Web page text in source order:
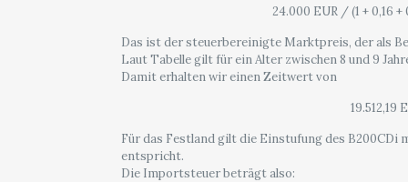
24.000 EUR / (1 + 0,16
Das ist der steuerbereinigte Marktpreis, der als
Laut Tabelle gilt für ein Alter zwischen 8 und 9
Damit erhalten wir einen Zeitwert von
19.512,19
Für das Festland gilt die Einstufung des B200CDi
entspricht.
Die Importsteuer beträgt also: